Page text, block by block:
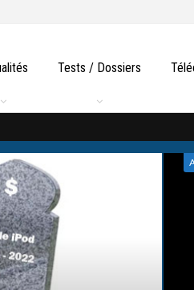
Tests / Dossiers